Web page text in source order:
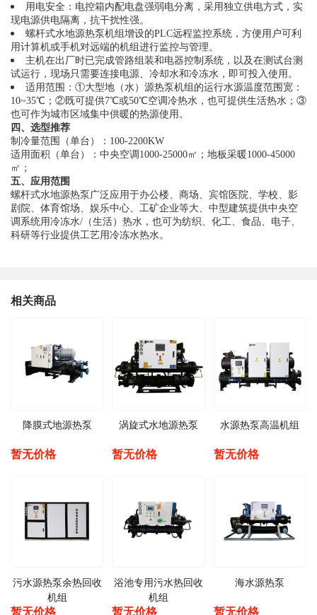
用电安全：电控箱内配电盘强弱电分离，采用独立供电方式，实
现电源供电隔离，抗干扰性强。
螺杆式水地源热泵机组增设的PLC远程监控系统，方便用户可利
用计算机或手机对远端的机组进行监控与管理。
主机在出厂时已完成管路组装和电器控制系统，以及在测试台测
试运行，现场只需要连接电源、冷却水和冷冻水，即可投入使用。
适用范围：①大型地（水）源热泵机组的运行水源温度范围宽：
10~35℃；②既可提供7℃或50℃空调冷热水，也可提供生活热水；③
也可作为城市区域集中供暖的热源使用。
四、选型推荐
制冷量范围（单台）：100-2200KW
适用面积（单台）：中央空调1000-25000㎡；地板采暖1000-45000
㎡；
五、应用范围
螺杆式水地源热泵广泛应用于办公楼、商场、宾馆医院、学校、影
剧院、体育馆场、娱乐中心、工矿企业等大、中型建筑提供中央空
调系统用冷冻水/（生活）热水，也可为纺织、化工、食品、电子、
科研等行业提供工艺用冷冻水热水。
相关商品
降膜式地源热泵
暂无价格
涡旋式水地源热泵
暂无价格
水源热泵高温机组
暂无价格
污水源热泵余热回收
机组
暂无价格
浴池专用污水热回收
机组
暂无价格
海水源热泵
暂无价格